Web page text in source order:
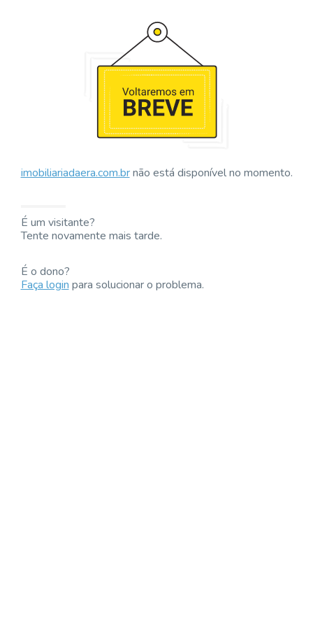
imobiliariadaera.com.brnão está disponível no momento.
É um visitante?
Tente novamente mais tarde.
É o dono?
Faça loginpara solucionar o problema.